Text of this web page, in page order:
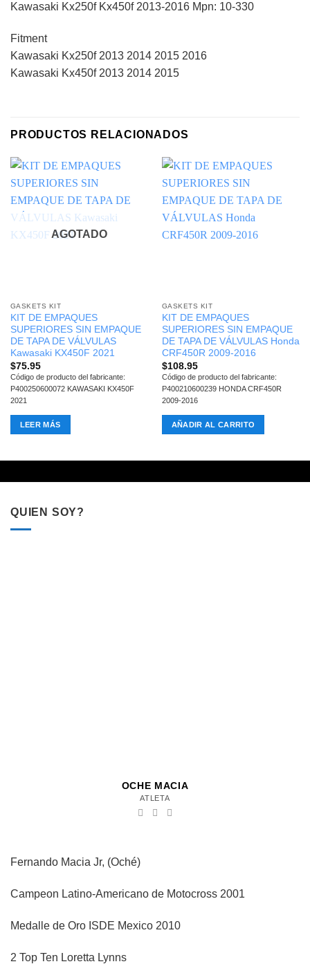
Kawasaki Kx250f Kx450f 2013-2016 Mpn: 10-330
Fitment
Kawasaki Kx250f 2013 2014 2015 2016
Kawasaki Kx450f 2013 2014 2015
PRODUCTOS RELACIONADOS
AGOTADO
GASKETS KIT
KIT DE EMPAQUES
SUPERIORES SIN EMPAQUE
DE TAPA DE VÁLVULAS
Kawasaki KX450F 2021
$75.95
Código de producto del fabricante:
P400250600072 KAWASAKI KX450F
2021
LEER MÁS
GASKETS KIT
KIT DE EMPAQUES
SUPERIORES SIN EMPAQUE
DE TAPA DE VÁLVULAS Honda
CRF450R 2009-2016
$108.95
Código de producto del fabricante:
P400210600239 HONDA CRF450R
2009-2016
AÑADIR AL CARRITO
QUIEN SOY?
OCHE MACIA
ATLETA
Fernando Macia Jr, (Oché)
Campeon Latino-Americano de Motocross 2001
Medalle de Oro ISDE Mexico 2010
2 Top Ten Loretta Lynns